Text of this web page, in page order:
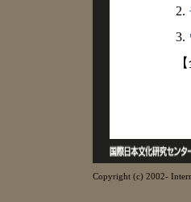
2.
3.
Copyright (c) 2002-